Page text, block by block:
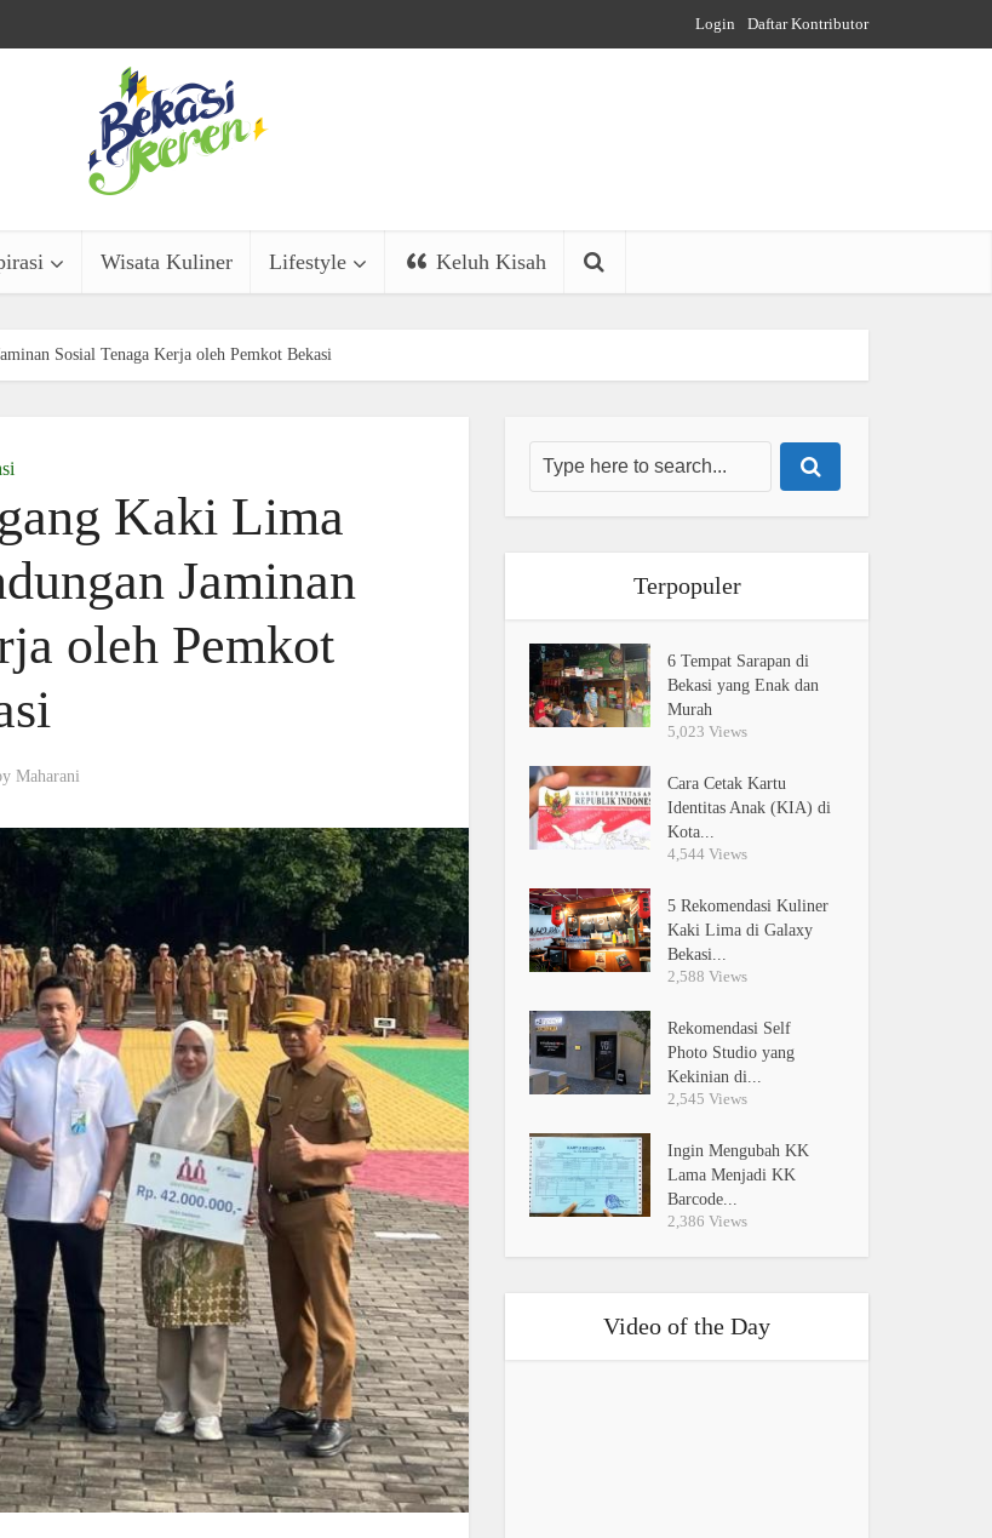
Login Daftar Kontributor
Wisata Kuliner Lifestyle Keluh Kisah
Sosial Tenaga Kerja oleh Pemkot Bekasi
Kaki Lima
Jaminan
oleh Pemkot
Maharani
Terpopuler
6 Tempat Sarapan di
Bekasi yang Enak dan
Murah
5,023 Views
Cara Cetak Kartu
Identitas Anak (KIA) di
Kota...
4,544 Views
5 Rekomendasi Kuliner
Kaki Lima di Galaxy
Bekasi...
2,588 Views
Rekomendasi Self
Photo Studio yang
Kekinian di...
2,545 Views
Ingin Mengubah KK
Lama Menjadi KK
Barcode...
2,386 Views
Video of the Day